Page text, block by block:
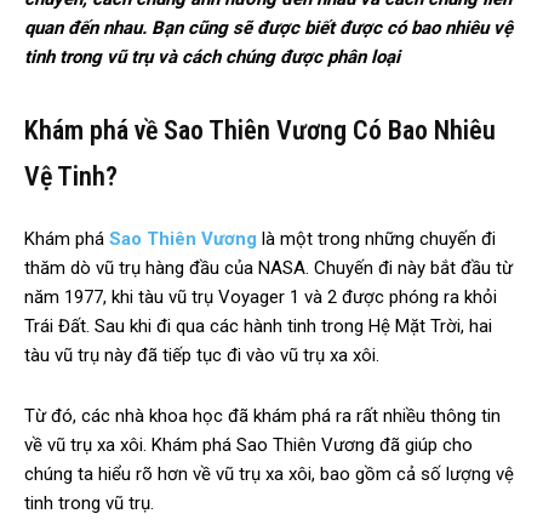
quan đến nhau. Bạn cũng sẽ được biết được có bao nhiêu vệ
tinh trong vũ trụ và cách chúng được phân loại
Khám phá về Sao Thiên Vương Có Bao Nhiêu
Vệ Tinh?
Khám phá Sao Thiên Vương là một trong những chuyến đi
thăm dò vũ trụ hàng đầu của NASA. Chuyến đi này bắt đầu từ
năm 1977, khi tàu vũ trụ Voyager 1 và 2 được phóng ra khỏi
Trái Đất. Sau khi đi qua các hành tinh trong Hệ Mặt Trời, hai
tàu vũ trụ này đã tiếp tục đi vào vũ trụ xa xôi.
Từ đó, các nhà khoa học đã khám phá ra rất nhiều thông tin
về vũ trụ xa xôi. Khám phá Sao Thiên Vương đã giúp cho
chúng ta hiểu rõ hơn về vũ trụ xa xôi, bao gồm cả số lượng vệ
tinh trong vũ trụ.